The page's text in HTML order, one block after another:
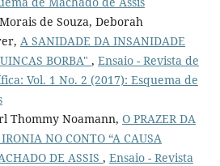
de Souza, Deborah
A SANIDADE DA INSANIDADE
BORBA" , Ensaio - Revista de
Vol. 1 No. 2 (2017): Esquema de
Thommy Noamann, O PRAZER DA
NO CONTO “A CAUSA
DE ASSIS , Ensaio - Revista